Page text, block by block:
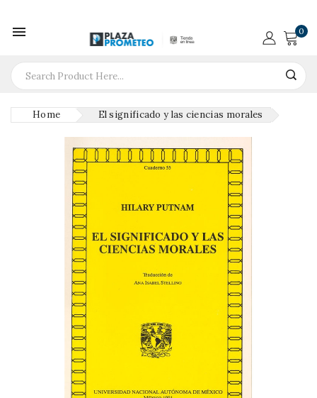
 0
Home El significado y las ciencias morales